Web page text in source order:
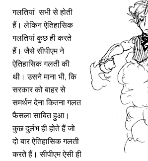
गलतियां सभी से होती
हैं। लेकिन ऐतिहासिक
गलतियां कुछ ही करते
हैं। जैसे सीपीएम ने
ऐतिहासिक गलती की
थी। उसने माना भी,कि
सरकार को बाहर से
समर्थन देना कितना गलत
फैसला साबित हुआ।
कुछ दुर्लभ ही होते हैं जो
दो बार ऐतिहासिक गलती
करते हैं। सीपीएम ऐसी ही